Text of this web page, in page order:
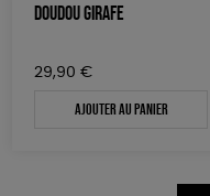
DOUDOU GIRAFE
29,90 €
Ajouter au panier